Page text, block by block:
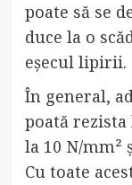
poate să se
duce la o
eșecul lipirii.
În general,
poată
la 10 N/mm²
Cu toate